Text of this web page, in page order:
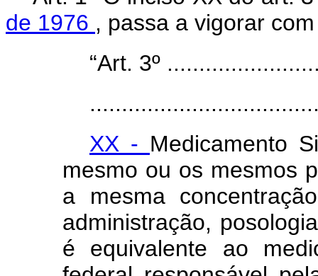
de 1976 , passa a vigorar
“Art. 3º
XX - Medicamento
mesmo ou os mesmos
a mesma
administração,
é equivalente ao